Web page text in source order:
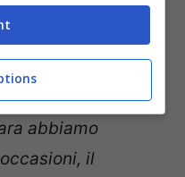
cercare di
perchè la
abbiamo
il